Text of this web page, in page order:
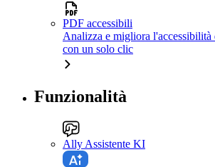
PDF accessibili
Analizza e migliora
con un solo clic
Funzionalità
Ally Assistente KI